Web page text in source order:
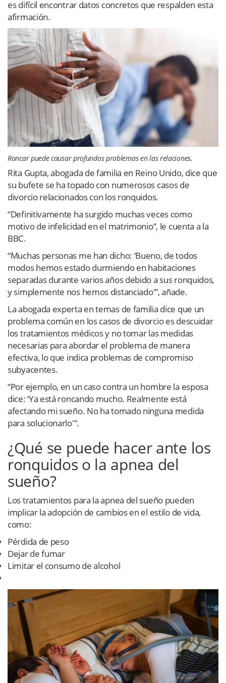
es difícil encontrar datos concretos que respalden esta
afirmación.
Roncar puede causar profundos problemas en las relaciones.
Rita Gupta, abogada de familia en Reino Unido, dice que
su bufete se ha topado con numerosos casos de
divorcio relacionados con los ronquidos.
“Definitivamente ha surgido muchas veces como
motivo de infelicidad en el matrimonio”, le cuenta a la
BBC.
“Muchas personas me han dicho: ‘Bueno, de todos
modos hemos estado durmiendo en habitaciones
separadas durante varios años debido a sus ronquidos,
y simplemente nos hemos distanciado'”, añade.
La abogada experta en temas de familia dice que un
problema común en los casos de divorcio es descuidar
los tratamientos médicos y no tomar las medidas
necesarias para abordar el problema de manera
efectiva, lo que indica problemas de compromiso
subyacentes.
“Por ejemplo, en un caso contra un hombre la esposa
dice: ‘Ya está roncando mucho. Realmente está
afectando mi sueño. No ha tomado ninguna medida
para solucionarlo'”.
¿Qué se puede hacer ante los
ronquidos o la apnea del
sueño?
Los tratamientos para la apnea del sueño pueden
implicar la adopción de cambios en el estilo de vida,
como:
Pérdida de peso
Dejar de fumar
Limitar el consumo de alcohol